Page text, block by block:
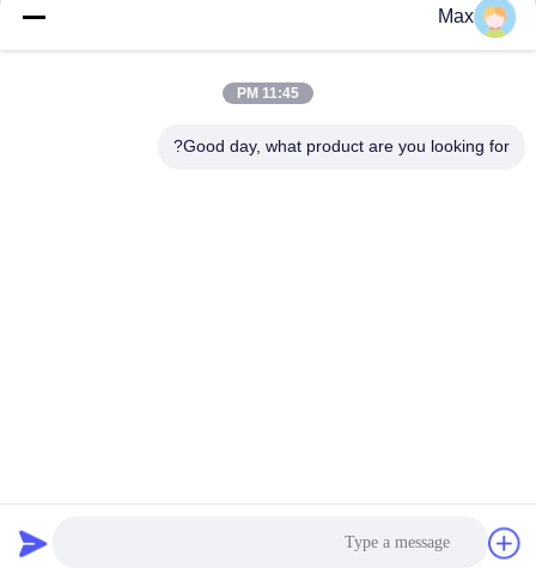
الوقوف للكابل طحن
والخيوط
الصين جودة جيدة آلة تقشير الكابلات المورد. حقوق الطبع والنشر © 2018-2026
Beyde Trading Co.,Ltd جميع الحقوق محفوظة
Max
11:45 PM
Good day, what product are you looking for?